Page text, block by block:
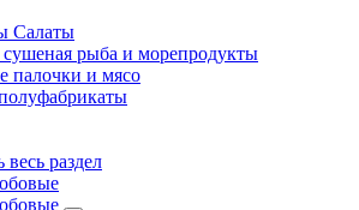
Салаты
сушеная рыба и морепродукты
палочки и мясо
весь раздел